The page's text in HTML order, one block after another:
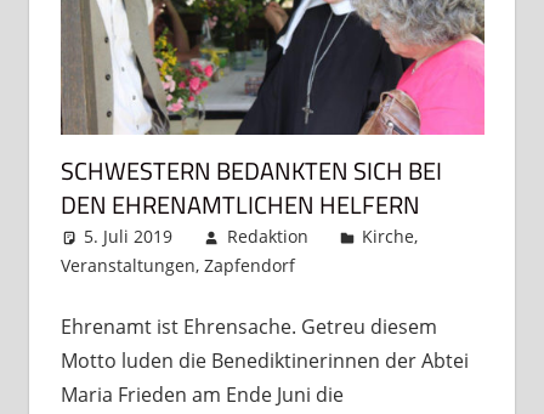
SCHWESTERN BEDANKTEN SICH BEI
DEN EHRENAMTLICHEN HELFERN
5. Juli 2019 Redaktion Kirche,
Veranstaltungen, Zapfendorf
Ehrenamt ist Ehrensache. Getreu diesem
Motto luden die Benediktinerinnen der Abtei
Maria Frieden am Ende Juni die